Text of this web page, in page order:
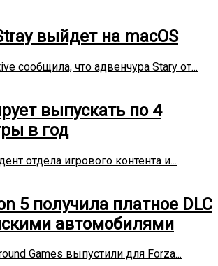
выйдет на macOS
сообщила, что адвенчура Stary от...
выпускать по 4
в год
отдела игрового контента и...
5 получила платное DLC
автомобилями
Games выпустили для Forza...